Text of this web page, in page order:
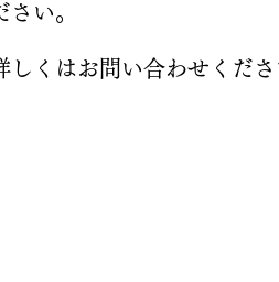
い。
くはお問い合わせくださ